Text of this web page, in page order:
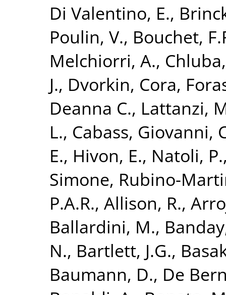
Di Valentino, E.,
Poulin, V., Bouchet,
Melchiorri, A.,
J., Dvorkin, Cora,
Deanna C., Lattanzi,
L., Cabass, Giovanni,
E., Hivon, E., Natoli, P.
Simone, Rubino-
P.A.R., Allison, R.,
Ballardini, M.,
N., Bartlett, J.G.,
Baumann, D., De